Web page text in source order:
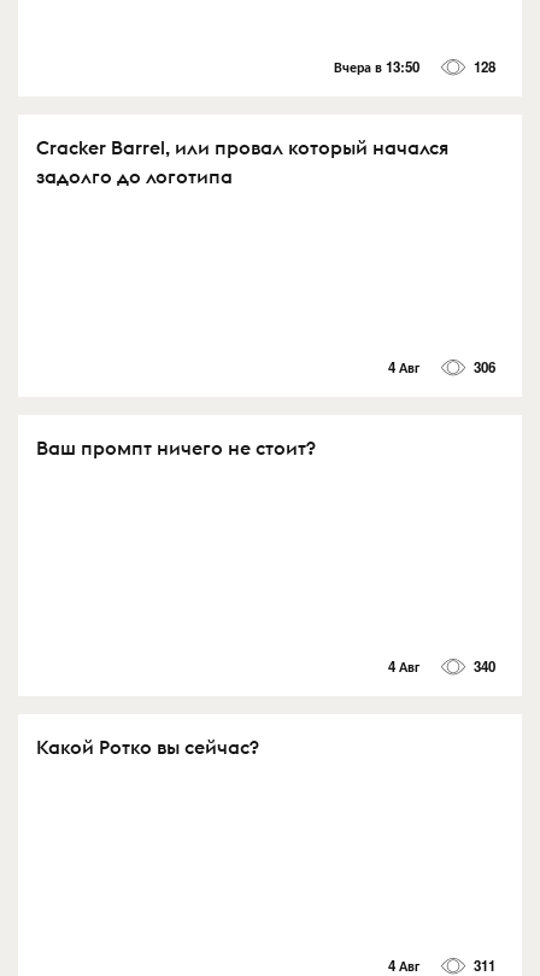
Вчера в 13:50 128
Cracker Barrel, или провал который начался
задолго до логотипа
4 Авг 306
Ваш промпт ничего не стоит?
4 Авг 340
Какой Ротко вы сейчас?
4 Авг 311